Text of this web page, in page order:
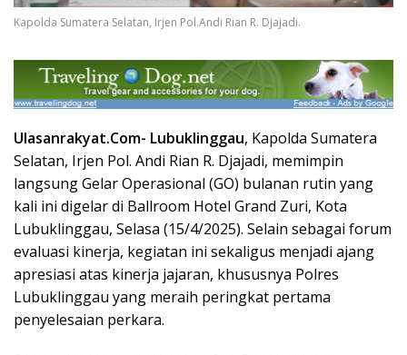
Kapolda Sumatera Selatan, Irjen Pol.Andi Rian R. Djajadi.
Ulasanrakyat.Com- Lubuklinggau, Kapolda Sumatera
Selatan, Irjen Pol. Andi Rian R. Djajadi, memimpin
langsung Gelar Operasional (GO) bulanan rutin yang
kali ini digelar di Ballroom Hotel Grand Zuri, Kota
Lubuklinggau, Selasa (15/4/2025). Selain sebagai forum
evaluasi kinerja, kegiatan ini sekaligus menjadi ajang
apresiasi atas kinerja jajaran, khususnya Polres
Lubuklinggau yang meraih peringkat pertama
penyelesaian perkara.